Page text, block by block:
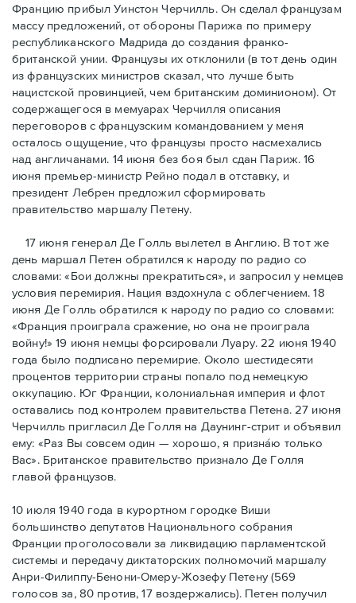
Францию прибыл Уинстон Черчилль. Он сделал французам
массу предложений, от обороны Парижа по примеру
республиканского Мадрида до создания франко-
британской унии. Французы их отклонили (в тот день один
из французских министров сказал, что лучше быть
нацистской провинцией, чем британским доминионом). От
содержащегося в мемуарах Черчилля описания
переговоров с французским командованием у меня
осталось ощущение, что французы просто насмехались
над англичанами. 14 июня без боя был сдан Париж. 16
июня премьер-министр Рейно подал в отставку, и
президент Лебрен предложил сформировать
правительство маршалу Петену.
17 июня генерал Де Голль вылетел в Англию. В тот же
день маршал Петен обратился к народу по радио со
словами: «Бои должны прекратиться», и запросил у немцев
условия перемирия. Нация вздохнула с облегчением. 18
июня Де Голль обратился к народу по радио со словами:
«Франция проиграла сражение, но она не проиграла
войну!» 19 июня немцы форсировали Луару. 22 июня 1940
года было подписано перемирие. Около шестидесяти
процентов территории страны попало под немецкую
оккупацию. Юг Франции, колониальная империя и флот
оставались под контролем правительства Петена. 27 июня
Черчилль пригласил Де Голля на Даунинг-стрит и объявил
ему: «Раз Вы совсем один — хорошо, я признáю только
Вас». Британское правительство признало Де Голля
главой французов.
10 июля 1940 года в курортном городке Виши
большинство депутатов Национального собрания
Франции проголосовали за ликвидацию парламентской
системы и передачу диктаторских полномочий маршалу
Анри-Филиппу-Бенони-Омеру-Жозефу Петену (569
голосов за, 80 против, 17 воздержались). Петен получил